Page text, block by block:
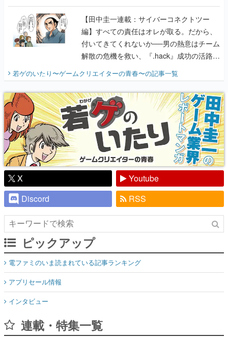
に行って、より理解を深めよう【PR】
【田中圭一連載：サイバーコネクトツー
編】すべての責任はオレが取る。だから、
付いてきてくれないか──男の熱意はチーム
解散の危機を救い、『.hack』成功の活路を
開く。業界の快男児・松山 洋に流れる血は
『少年ジャンプ』色だった【若ゲのいた
り】
若ゲのいたり〜ゲームクリエイターの青春〜の記事一覧
X
Youtube
Discord
RSS
ピックアップ
電ファミのいま読まれている記事ランキング
アプリセール情報
インタビュー
連載・特集一覧